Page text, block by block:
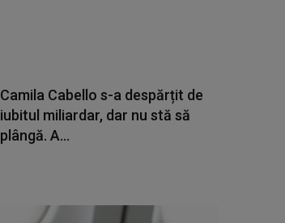
Camila Cabello s-a despărțit de
iubitul miliardar, dar nu stă să
plângă. A...